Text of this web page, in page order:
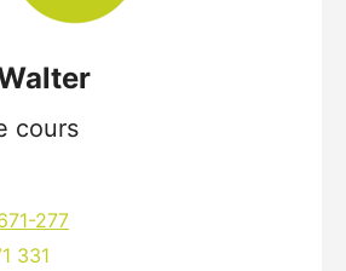
cours
277
331